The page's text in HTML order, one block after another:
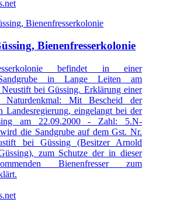
Bienenfresserkolonie
befindet in einer
Sandgrube in Lange Leiten am
bei Güssing. Erklärung einer
Naturdenkmal: Mit Bescheid der
Landesregierung, eingelangt bei der
am 22.09.2000 - Zahl: 5.N-
die Sandgrube auf dem Gst. Nr.
bei Güssing (Besitzer Arnold
zum Schutze der in dieser
Bienenfresser zum